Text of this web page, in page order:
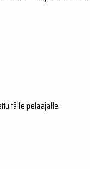
tälle pelaajalle.